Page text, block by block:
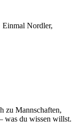
Einmal Nordler,
zu Mannschaften,
was du wissen willst.